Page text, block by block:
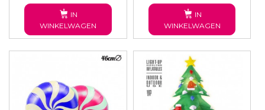
IN
WINKELWAGEN
IN
WINKELWAGEN